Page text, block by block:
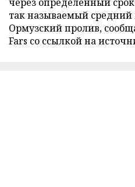
так называемый средний
Ормузский пролив,
Fars со ссылкой на